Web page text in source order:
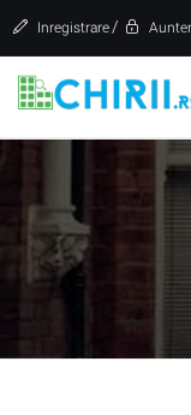
Inregistrare /